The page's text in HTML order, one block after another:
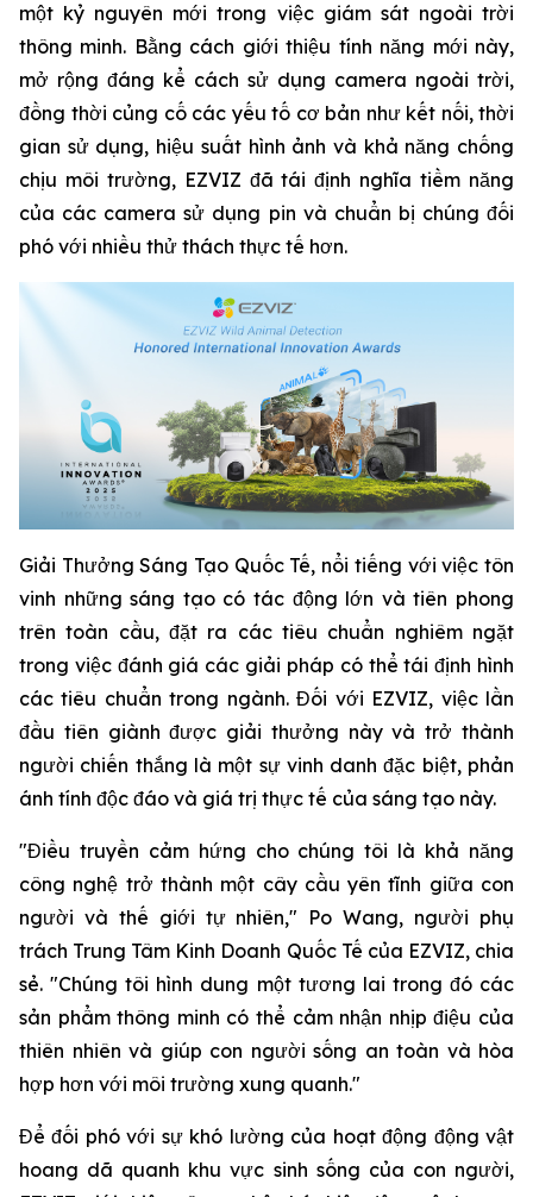
một kỷ nguyên mới trong việc giám sát ngoài trời
thông minh. Bằng cách giới thiệu tính năng mới này,
mở rộng đáng kể cách sử dụng camera ngoài trời,
đồng thời củng cố các yếu tố cơ bản như kết nối, thời
gian sử dụng, hiệu suất hình ảnh và khả năng chống
chịu môi trường, EZVIZ đã tái định nghĩa tiềm năng
của các camera sử dụng pin và chuẩn bị chúng đối
phó với nhiều thử thách thực tế hơn.
Giải Thưởng Sáng Tạo Quốc Tế, nổi tiếng với việc tôn
vinh những sáng tạo có tác động lớn và tiên phong
trên toàn cầu, đặt ra các tiêu chuẩn nghiêm ngặt
trong việc đánh giá các giải pháp có thể tái định hình
các tiêu chuẩn trong ngành. Đối với EZVIZ, việc lần
đầu tiên giành được giải thưởng này và trở thành
người chiến thắng là một sự vinh danh đặc biệt, phản
ánh tính độc đáo và giá trị thực tế của sáng tạo này.
"Điều truyền cảm hứng cho chúng tôi là khả năng
công nghệ trở thành một cây cầu yên tĩnh giữa con
người và thế giới tự nhiên," Po Wang, người phụ
trách Trung Tâm Kinh Doanh Quốc Tế của EZVIZ, chia
sẻ. "Chúng tôi hình dung một tương lai trong đó các
sản phẩm thông minh có thể cảm nhận nhịp điệu của
thiên nhiên và giúp con người sống an toàn và hòa
hợp hơn với môi trường xung quanh."
Để đối phó với sự khó lường của hoạt động động vật
hoang dã quanh khu vực sinh sống của con người,